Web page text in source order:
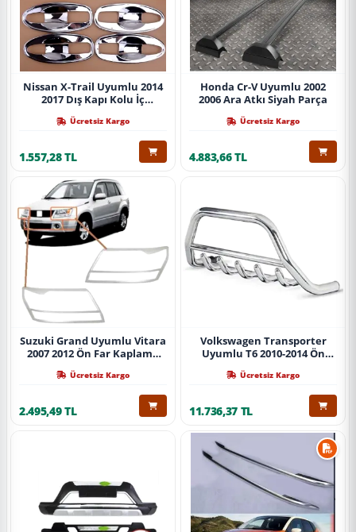
Nissan X-Trail Uyumlu 2014
2017 Dış Kapı Kolu İç
Ücretsiz Kargo
1.557,28 TL
Honda Cr-V Uyumlu 2002
2006 Ara Atkı Siyah Parça
Ücretsiz Kargo
4.883,66 TL
Suzuki Grand Uyumlu Vitara
2007 2012 Ön Far Kaplama
Ücretsiz Kargo
2.495,49 TL
Volkswagen Transporter
Uyumlu T6 2010-2014 Ön
Çelik Krom
Ücretsiz Kargo
11.736,37 TL